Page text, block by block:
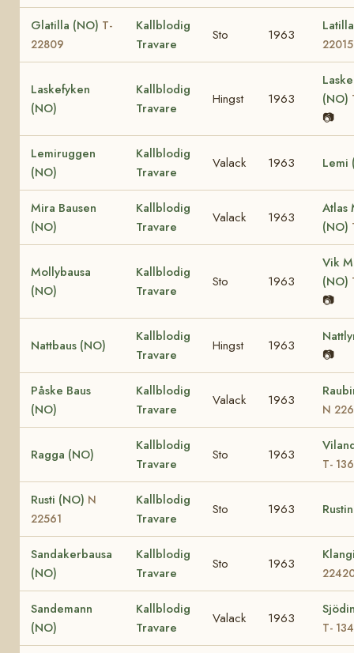
Glatilla (NO) T-
22809
Kallblodig
Travare
Sto 1963
22015
Laskefyken
(NO)
Kallblodig
Travare
Hingst 1963
(NO)
📷
Lemiruggen
(NO)
Kallblodig
Travare
Valack 1963 Lemi
Mira Bausen
(NO)
Kallblodig
Travare
Valack 1963
Atlas
(NO)
Mollybausa
(NO)
Kallblodig
Travare
Sto 1963
Vik
(NO)
📷
Nattbaus (NO)
Kallblodig
Travare
Hingst 1963
📷
Påske Baus
(NO)
Kallblodig
Travare
Valack 1963
N
Ragga (NO)
Kallblodig
Travare
Sto 1963
T-
Rusti (NO) N
22561
Kallblodig
Travare
Sto 1963
Sandakerbausa
(NO)
Kallblodig
Travare
Sto 1963
Sandemann
(NO)
Kallblodig
Travare
Valack 1963
T-